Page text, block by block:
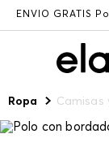
ENVÍO GRATIS
Ropa Camisas